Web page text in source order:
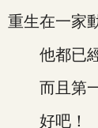
重生在一家
他都已經
而且第一
好吧！